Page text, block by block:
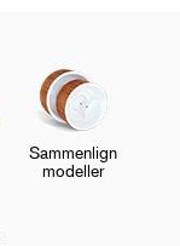
Sammenlign
modeller